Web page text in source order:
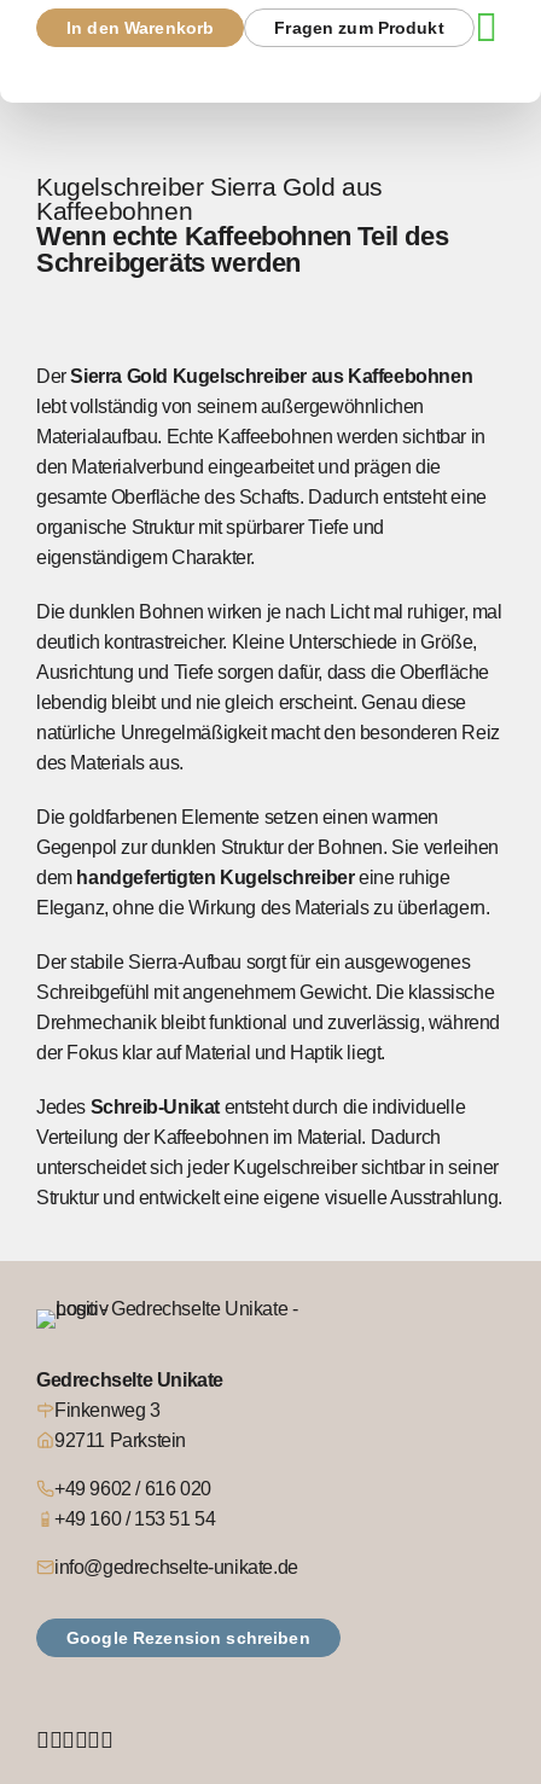
In den Warenkorb Fragen zum Produkt
Kugelschreiber Sierra Gold aus
Kaffeebohnen
Wenn echte Kaffeebohnen Teil des
Schreibgeräts werden
DerSierra Gold Kugelschreiber aus Kaffeebohnen
lebt vollständig von seinem außergewöhnlichen
Materialaufbau. Echte Kaffeebohnen werden sichtbar in
den Materialverbund eingearbeitet und prägen die
gesamte Oberfläche des Schafts. Dadurch entsteht eine
organische Struktur mit spürbarer Tiefe und
eigenständigem Charakter.
Die dunklen Bohnen wirken je nach Licht mal ruhiger, mal
deutlich kontrastreicher. Kleine Unterschiede in Größe,
Ausrichtung und Tiefe sorgen dafür, dass die Oberfläche
lebendig bleibt und nie gleich erscheint. Genau diese
natürliche Unregelmäßigkeit macht den besonderen Reiz
des Materials aus.
Die goldfarbenen Elemente setzen einen warmen
Gegenpol zur dunklen Struktur der Bohnen. Sie verleihen
dem handgefertigten Kugelschreibereine ruhige
Eleganz, ohne die Wirkung des Materials zu überlagern.
Der stabile Sierra-Aufbau sorgt für ein ausgewogenes
Schreibgefühl mit angenehmem Gewicht. Die klassische
Drehmechanik bleibt funktional und zuverlässig, während
der Fokus klar auf Material und Haptik liegt.
Jedes Schreib-Unikat entsteht durch die individuelle
Verteilung der Kaffeebohnen im Material. Dadurch
unterscheidet sich jeder Kugelschreiber sichtbar in seiner
Struktur und entwickelt eine eigene visuelle Ausstrahlung.
Gedrechselte Unikate
Finkenweg 3
92711 Parkstein
+49 9602 / 616 020
+49 160 / 153 51 54
info@gedrechselte-unikate.de
Google Rezension schreiben